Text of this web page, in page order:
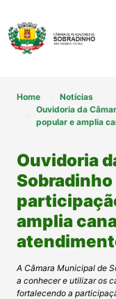
Home
Notícias
Ouvidoria da
popular e amplia
Ouvidoria
amplia
A Câmara Municipal de
a conhecer e utilizar os
fortalecendo a